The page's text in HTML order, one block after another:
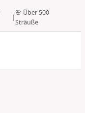
|
🌸 Über 500
Sträuße